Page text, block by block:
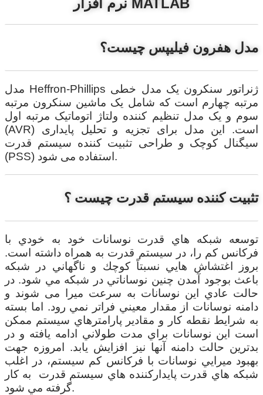
مدل هفرون فیلیپس چیست؟
مدل Heffron-Phillips ژنراتور سنکرون یک مدل خطی
مرتبه چهارم است که شامل یک ماشین سنکرون مرتبه
سوم و یک مدل تنظیم کننده ولتاژ اتوماتیک مرتبه اول
(AVR) است. این مدل برای تجزیه و تحلیل پایداری
سیگنال کوچک و طراحی تثبیت کننده سیستم قدرت
(PSS) استفاده می شود.
تثبیت کننده سیستم قدرت چیست ؟
توسعه شبكه هاي قدرت نوسانات خود به خودي با
فركانس كم را، در سيستم قدرت به همراه داشته است.
بروز اغتشاش هايي نسبتاً كوچك و ناگهاني در شبكه
باعث بوجود آمدن چنين نوساناتي در شبکه مي شود. در
حالت عادي اين نوسانات به سرعت ميرا می شوند و
دامنه نوسانات از مقدار معيني فراتر نمي رود. اما بسته
به شرايط نقطه كار و مقادير پارامترهاي سيستم ممكن
است اين نوسانات براي مدت طولاني ادامه يافته و در
بدترين حالت دامنه آنها نيز افزايش يابد. امروزه جهت
بهبود ميرايي نوسانات با فركانس كم سيستم، در اغلب
شبكه هاي قدرت پايداركننده هاي سيستم قدرت به كار
گرفته مي شود.